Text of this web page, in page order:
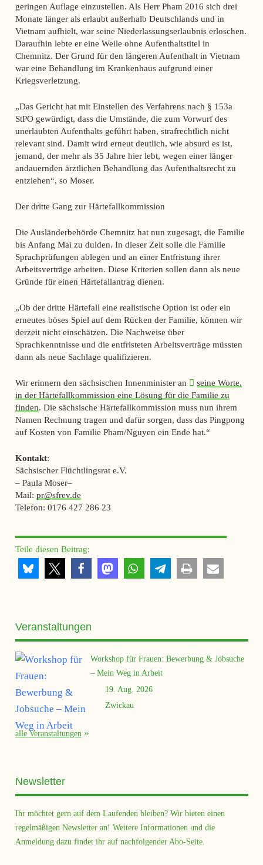
geringen Auflage einzustellen. Als Herr Pham 2016 sich drei
Monate länger als erlaubt außerhalb Deutschlands und in
Vietnam aufhielt, war seine Niederlassungserlaubnis erloschen.
Daraufhin lebte er eine Weile ohne Aufenthaltstitel in
Chemnitz. Der Grund für den längeren Aufenthalt in Vietnam
war eine Behandlung im Krankenhaus aufgrund einer
Kriegsverletzung.
„Das Gericht hat mit Einstellen des Verfahrens nach § 153a
StPO gewürdigt, dass die Umstände, die zum Vorwurf des
unerlaubten Aufenthalts geführt haben, strafrechtlich nicht
relevant sind. Damit wird erneut deutlich, wie absurd es ist,
jemand, der mehr als 35 Jahre hier lebt, wegen einer länger
andauernden ärztlichen Behandlung das Aufenthaltsrecht zu
entziehen“, so Moser.
Der dritte Gang zur Härtefallkommission
Die Ausländerbehörde Chemnitz hat nun zugesagt, die Familie
bis Anfang Mai zu dulden. In dieser Zeit solle die Familie
Sprachprüfungen ablegen und an einer Entfristung ihrer
Arbeitsverträge arbeiten. Diese Kriterien sollen dann als neue
Gründe für einen Härtefallantrag dienen.
„Ob der dritte Härtefall eine realistische Option ist oder ein
erneutes böses Spiel auf dem Rücken der Familie, können wir
derzeit nicht einschätzen. Die Nachweise über
Sprachkenntnisse und die entfristeten Arbeitsverträge müssten
dann als neue Sachlage qualifizieren.
Wir erinnern den sächsischen Innenminister an
seine Worte,
in der Härtefallkommission eine Lösung für die Familie zu
finden. Die sächsische Härtefallkommission muss nun ihrem
Namen Rechnung tragen und dafür sorgen, dass das Pingpong
auf Kosten von Familie Pham/Nguyen ein Ende hat.“
Kontakt:
Sächsischer Flüchtlingsrat e.V.
– Paula Moser–
Mail: pr@sfrev.de
Telefon: 0176 427 286 23
Teile diesen Beitrag:
Veranstaltungen
Workshop für Frauen: Bewerbung & Jobsuche
– Mein Weg in Arbeit
19. Aug. 2026
Zwickau
alle Veranstaltungen
Newsletter
Ihr möchtet gern auf dem Laufenden bleiben? Wir bieten einen
regelmäßigen Newsletter an! Weitere Informationen und die
Anmeldung dazu findet ihr auf nachfolgender Abo-Seite.